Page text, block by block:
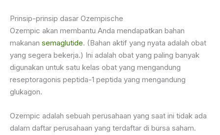
Prinsip-prinsip dasar Ozempische
Ozempic akan membantu Anda mendapatkan bahan
makanan semaglutide. (Bahan aktif yang nyata adalah obat
yang segera bekerja.) Ini adalah obat yang paling banyak
digunakan untuk satu kelas obat yang mengandung
reseptoragonis peptida-1 peptida yang mengandung
glukagon.
Ozempic adalah sebuah perusahaan yang saat ini tidak ada
dalam daftar perusahaan yang terdaftar di bursa saham.